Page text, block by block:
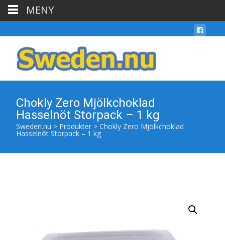
Chokly Zero Mjölkchoklad
Hasselnöt Storpack – 1 kg
Sweden.nu > Produkter > Chokly Zero Mjölkchoklad
Hasselnöt Storpack – 1 kg
MENY